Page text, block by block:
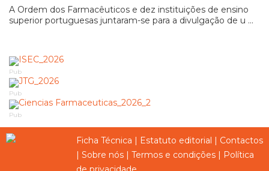
A Ordem dos Farmacêuticos e dez instituições de ensino
superior portuguesas juntaram-se para a divulgação de u ...
Pub
Pub
Pub
Ficha Técnica Estatuto editorial
Contactos
Sobre nós Termos e condições
Política